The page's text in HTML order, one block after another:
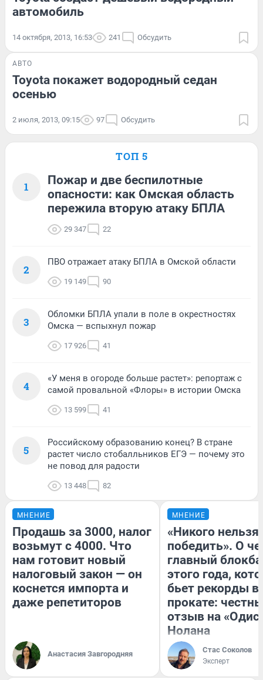
автомобиль
14 октября, 2013, 16:53 241 Обсудить
АВТО
Toyota покажет водородный седан
осенью
2 июля, 2013, 09:15 97 Обсудить
ТОП 5
1
Пожар и две беспилотные
опасности: как Омская область
пережила вторую атаку БПЛА
29 347 22
2
ПВО отражает атаку БПЛА в Омской области
19 149 90
3
Обломки БПЛА упали в поле в окрестностях
Омска — вспыхнул пожар
17 926 41
4
«У меня в огороде больше растет»: репортаж с
самой провальной «Флоры» в истории Омска
13 599 41
5
Российскому образованию конец? В стране
растет число стобалльников ЕГЭ — почему это
не повод для радости
13 448 82
МНЕНИЕ
Продашь за 3000, налог
возьмут с 4000. Что
нам готовит новый
налоговый закон — он
коснется импорта и
даже репетиторов
Анастасия Завгородняя
МНЕНИЕ
«Никого нельзя
победить». О
главный
этого года,
бьет рекорды в
прокате:
отзыв на
Нолана
Стас Соколов
Эксперт